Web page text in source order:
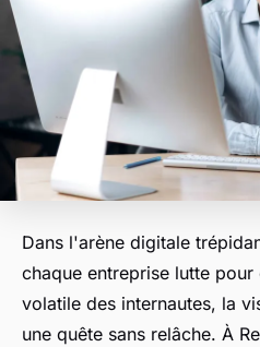
Dans l'arène digitale
chaque entreprise lutte
volatile des internautes, la
une quête sans relâche. À